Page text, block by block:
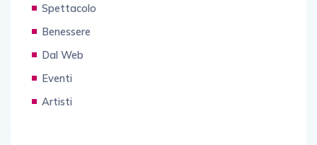
Spettacolo
Benessere
Dal Web
Eventi
Artisti